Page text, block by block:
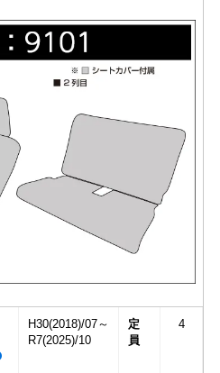
H30(2018)/07～
R7(2025)/10
定
員
4